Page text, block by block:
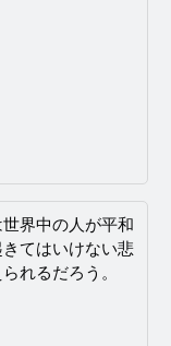
界中の人が平和
てはいけない悲
れるだろう。